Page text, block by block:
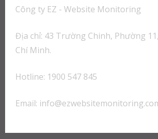
Công ty EZ - Website Monitoring
Địa chỉ: 43 Trường Chinh, Phường
Chí Minh.
Hotline: 1900 547 845
Email: